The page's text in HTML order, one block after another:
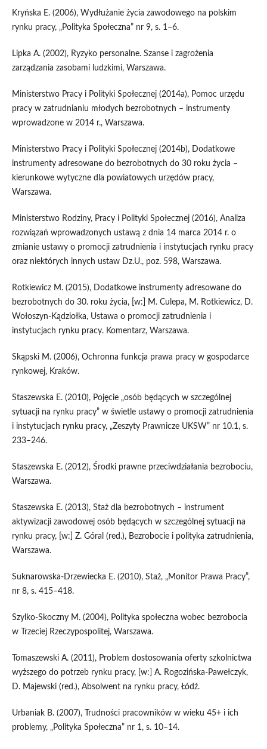
Kryńska E. (2006), Wydłużanie życia zawodowego na polskim
rynku pracy, „Polityka Społeczna” nr 9, s. 1–6.
Lipka A. (2002), Ryzyko personalne. Szanse i zagrożenia
zarządzania zasobami ludzkimi, Warszawa.
Ministerstwo Pracy i Polityki Społecznej (2014a), Pomoc urzędu
pracy w zatrudnianiu młodych bezrobotnych – instrumenty
wprowadzone w 2014 r., Warszawa.
Ministerstwo Pracy i Polityki Społecznej (2014b), Dodatkowe
instrumenty adresowane do bezrobotnych do 30 roku życia –
kierunkowe wytyczne dla powiatowych urzędów pracy,
Warszawa.
Ministerstwo Rodziny, Pracy i Polityki Społecznej (2016), Analiza
rozwiązań wprowadzonych ustawą z dnia 14 marca 2014 r. o
zmianie ustawy o promocji zatrudnienia i instytucjach rynku pracy
oraz niektórych innych ustaw Dz.U., poz. 598, Warszawa.
Rotkiewicz M. (2015), Dodatkowe instrumenty adresowane do
bezrobotnych do 30. roku życia, [w:] M. Culepa, M. Rotkiewicz, D.
Wołoszyn-Kądziołka, Ustawa o promocji zatrudnienia i
instytucjach rynku pracy. Komentarz, Warszawa.
Skąpski M. (2006), Ochronna funkcja prawa pracy w gospodarce
rynkowej, Kraków.
Staszewska E. (2010), Pojęcie „osób będących w szczególnej
sytuacji na rynku pracy” w świetle ustawy o promocji zatrudnienia
i instytucjach rynku pracy, „Zeszyty Prawnicze UKSW” nr 10.1, s.
233–246.
Staszewska E. (2012), Środki prawne przeciwdziałania bezrobociu,
Warszawa.
Staszewska E. (2013), Staż dla bezrobotnych – instrument
aktywizacji zawodowej osób będących w szczególnej sytuacji na
rynku pracy, [w:] Z. Góral (red.), Bezrobocie i polityka zatrudnienia,
Warszawa.
Suknarowska-Drzewiecka E. (2010), Staż, „Monitor Prawa Pracy”,
nr 8, s. 415–418.
Szylko-Skoczny M. (2004), Polityka społeczna wobec bezrobocia
w Trzeciej Rzeczypospolitej, Warszawa.
Tomaszewski A. (2011), Problem dostosowania oferty szkolnictwa
wyższego do potrzeb rynku pracy, [w:] A. Rogozińska-Pawełczyk,
D. Majewski (red.), Absolwent na rynku pracy, Łódź.
Urbaniak B. (2007), Trudności pracowników w wieku 45+ i ich
problemy, „Polityka Społeczna” nr 1, s. 10–14.